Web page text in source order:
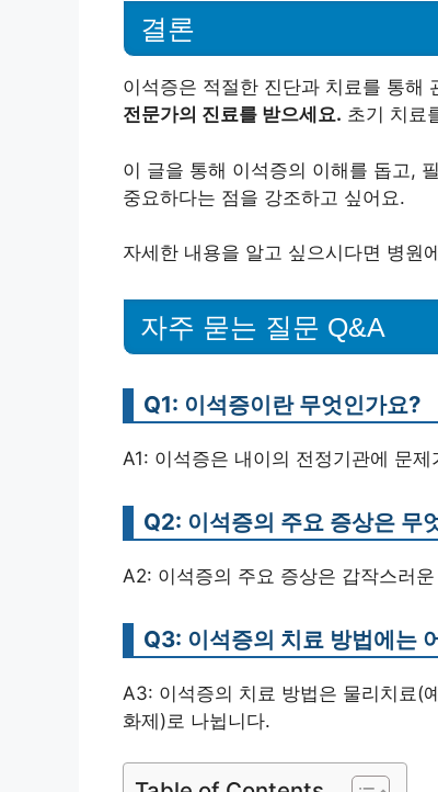
결론
이석증은 적절한 진단과 치료를 통해
전문가의 진료를 받으세요. 초기 치료
이 글을 통해 이석증의 이해를 돕고,
중요하다는 점을 강조하고 싶어요.
자세한 내용을 알고 싶으시다면 병원
자주 묻는 질문 Q&A
Q1: 이석증이란 무엇인가요?
A1: 이석증은 내이의 전정기관에 문
Q2: 이석증의 주요 증상은 무
A2: 이석증의 주요 증상은 갑작스러
Q3: 이석증의 치료 방법에는
A3: 이석증의 치료 방법은 물리치료
화제)로 나뉩니다.